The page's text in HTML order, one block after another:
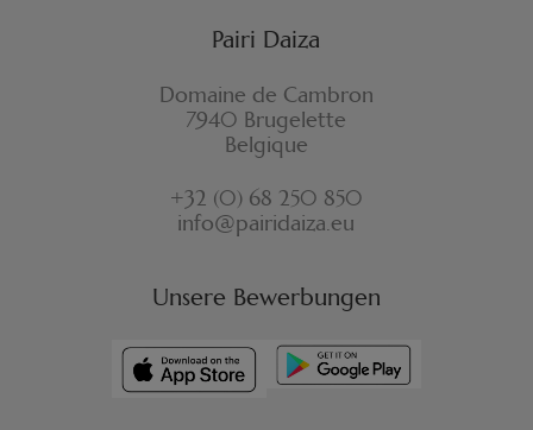
Pairi Daiza
Domaine de Cambron
7940 Brugelette
Belgique
+32 (0) 68 250 850
info@pairidaiza.eu
Unsere Bewerbungen